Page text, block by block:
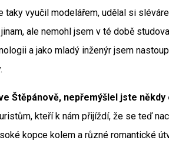
taky vyučil modelářem, udělal si
ale nemohl jsem v té době
a jako mladý inženýr jsem
Štěpánově, nepřemýšlel jste
kteří k nám přijíždí, že se teď
kopce kolem a různé romantické